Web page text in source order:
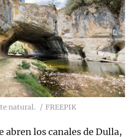
natural. FREEPIK
abren los canales de Dulla,